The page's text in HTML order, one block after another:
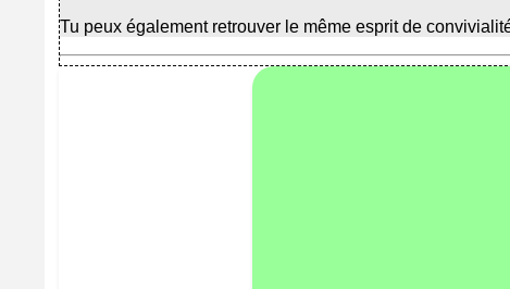
Tu peux également retrouver le même esprit de